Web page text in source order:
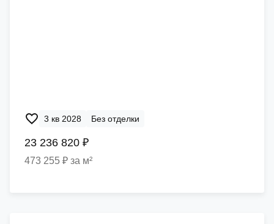
3 кв 2028 Без отделки
23 236 820 ₽
473 255 ₽ за м²